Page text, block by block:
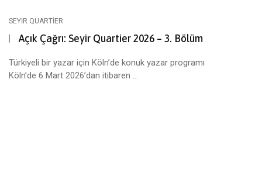
SEYIR QUARTIER
Açık Çağrı: Seyir Quartier 2026 – 3. Bölüm
Türkiyeli bir yazar için Köln’de konuk yazar programı
Köln’de 6 Mart 2026’dan itibaren ...